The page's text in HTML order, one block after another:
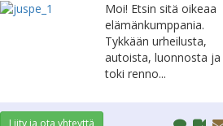
Moi! Etsin sitä oikeaa
elämänkumppania.
Tykkään urheilusta,
autoista, luonnosta ja
toki renno...